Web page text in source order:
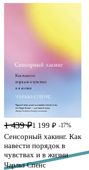
1 439 ₽1 199 ₽ -17%
Сенсорный хакинг. Как
навести порядок в
чувствах и в жизни
Чарльз Спенс